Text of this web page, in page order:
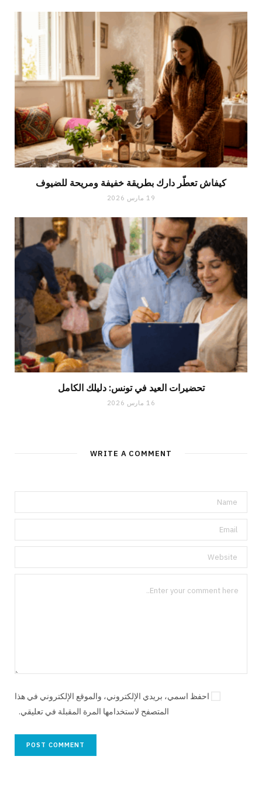
كيفاش تعطّر دارك بطريقة خفيفة ومريحة للضيوف
19 مارس 2026
تحضيرات العيد في تونس: دليلك الكامل
16 مارس 2026
WRITE A COMMENT
احفظ اسمي، بريدي الإلكتروني، والموقع الإلكتروني في هذا
المتصفح لاستخدامها المرة المقبلة في تعليقي.